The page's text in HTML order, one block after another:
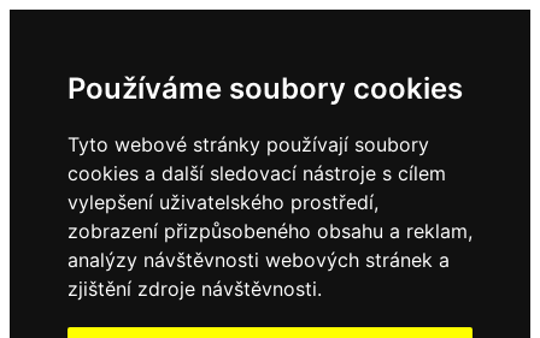
Používáme soubory cookies
Tyto webové stránky používají soubory
cookies a další sledovací nástroje s cílem
vylepšení uživatelského prostředí,
zobrazení přizpůsobeného obsahu a reklam,
analýzy návštěvnosti webových stránek a
zjištění zdroje návštěvnosti.